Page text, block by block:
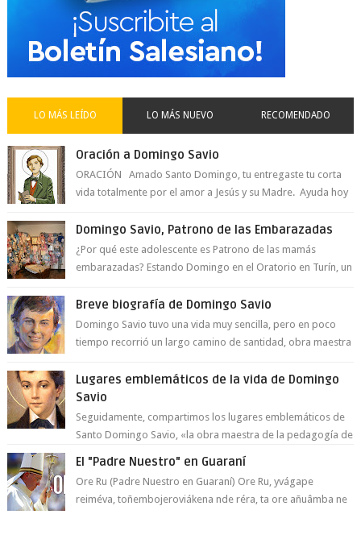
LO MÁS LEÍDO LO MÁS NUEVO RECOMENDADO
Oración a Domingo Savio
ORACIÓN Amado Santo Domingo, tu entregaste tu corta
vida totalmente por el amor a Jesús y su Madre. Ayuda hoy
Domingo Savio, Patrono de las Embarazadas
¿Por qué este adolescente es Patrono de las mamás
embarazadas? Estando Domingo en el Oratorio en Turín, un
Breve biografía de Domingo Savio
Domingo Savio tuvo una vida muy sencilla, pero en poco
tiempo recorrió un largo camino de santidad, obra maestra
Lugares emblemáticos de la vida de Domingo
Savio
Seguidamente, compartimos los lugares emblemáticos de
Santo Domingo Savio, «la obra maestra de la pedagogía de
El "Padre Nuestro" en Guaraní
Ore Ru (Padre Nuestro en Guaraní) Ore Ru, yvágape
reiméva, toñembojeroviákena nde réra, ta ore añuâmba ne